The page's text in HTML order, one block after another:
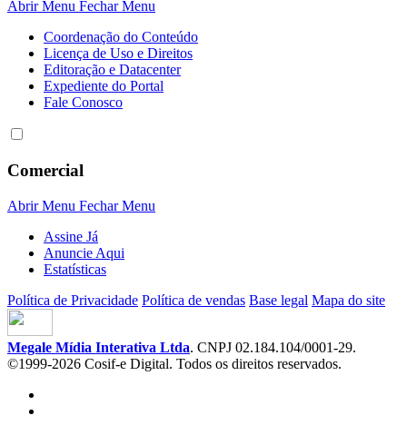
Abrir Menu Fechar Menu
Coordenação do Conteúdo
Licença de Uso e Direitos
Editoração e Datacenter
Expediente do Portal
Fale Conosco
Comercial
Abrir Menu Fechar Menu
Assine Já
Anuncie Aqui
Estatísticas
Política de Privacidade Política de vendas Base legal Mapa do site
Megale Mídia Interativa Ltda. CNPJ 02.184.104/0001-29.
©1999-2026 Cosif-e Digital. Todos os direitos reservados.